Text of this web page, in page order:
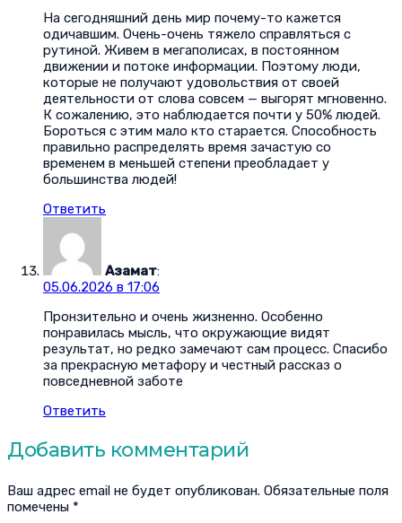
На сегодняшний день мир почему-то кажется
одичавшим. Очень-очень тяжело справляться с
рутиной. Живем в мегаполисах, в постоянном
движении и потоке информации. Поэтому люди,
которые не получают удовольствия от своей
деятельности от слова совсем — выгорят мгновенно.
К сожалению, это наблюдается почти у 50% людей.
Бороться с этим мало кто старается. Способность
правильно распределять время зачастую со
временем в меньшей степени преобладает у
большинства людей!
Ответить
Азамат:
05.06.2026 в 17:06
Пронзительно и очень жизненно. Особенно
понравилась мысль, что окружающие видят
результат, но редко замечают сам процесс. Спасибо
за прекрасную метафору и честный рассказ о
повседневной заботе
Ответить
Добавить комментарий
Ваш адрес email не будет опубликован. Обязательные поля
помечены *